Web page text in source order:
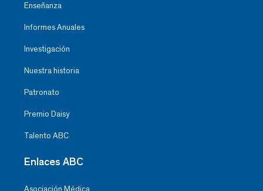
Enseñanza
Informes Anuales
Investigación
Nuestra historia
Patronato
Premio Daisy
Talento ABC
Enlaces ABC